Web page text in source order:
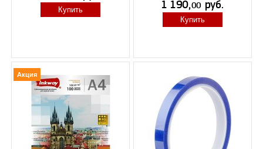
Купить
Купить
Акция